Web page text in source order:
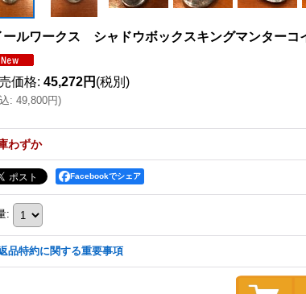
ールワークス シャドウボックスキングマンター
価格: 45,272円 (税別)
: 49,800円)
わずか
Facebookでシェア
:
品特約に関する重要事項